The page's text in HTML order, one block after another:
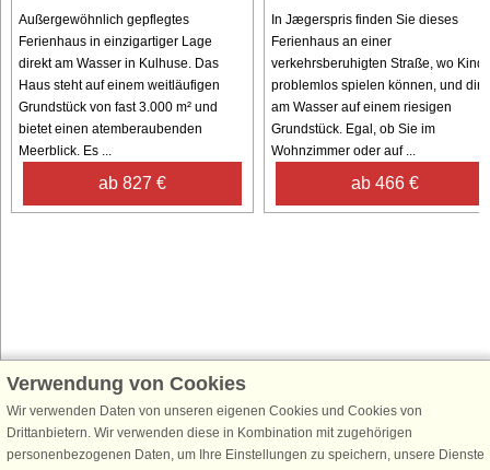
Außergewöhnlich gepflegtes
Ferienhaus in einzigartiger Lage
direkt am Wasser in Kulhuse. Das
Haus steht auf einem weitläufigen
Grundstück von fast 3.000 m² und
bietet einen atemberaubenden
Meerblick. Es ...
ab 827 €
In Jægerspris finden Sie dieses
Ferienhaus an einer
verkehrsberuhigten Straße, wo
problemlos spielen können, und
am Wasser auf einem riesigen
Grundstück. Egal, ob Sie im
Wohnzimmer oder auf ...
ab 466 €
Schließen Sie sich 100.000 Ferienhaus-Fans an
Erhalten Sie einen Willkommensgutschein von 25 €für Ihren nächsten
Ferienhausurlaub - melden Sie sich einfach für den DanCenter Newsletter
an. Verpassen Sie nie wieder exklusive Angebote, Gewinnspiele und
Verwendung von Cookies
Wir verwenden Daten von unseren eigenen Cookies und Cookies von
Drittanbietern. Wir verwenden diese in Kombination mit zugehörigen
personenbezogenen Daten, um Ihre Einstellungen zu speichern, unsere Dienste